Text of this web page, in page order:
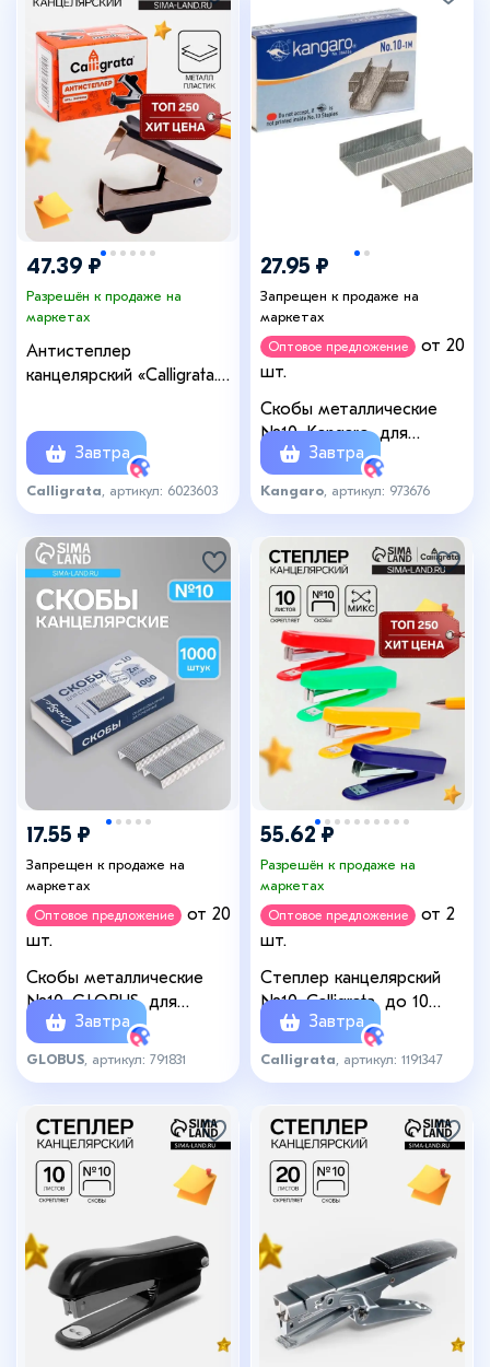
47.39 ₽
Разрешён к продаже на
маркетах
Антистеплер
канцелярский «Calligrata.
Завтра
Calligrata , артикул: 6023603
27.95 ₽
Запрещен к продаже на
маркетах
Оптовое предложение
от 20
шт.
Скобы металлические
№10, Kangaro, для
степлера, стальные, 1000
шт.
Завтра
Kangaro , артикул: 973676
17.55 ₽
Запрещен к продаже на
маркетах
Оптовое предложение
от 20
шт.
Скобы металлические
№10, GLOBUS, для
степлера, 1000 шт.,
высококачественная
Завтра
GLOBUS , артикул: 791831
+1
55.62 ₽
Разрешён к продаже на
маркетах
Оптовое предложение
от 2
шт.
Степлер канцелярский
№10, Calligrata, до 10
листов, в картонной
коробке, МИКС
Завтра
Calligrata , артикул: 1191347